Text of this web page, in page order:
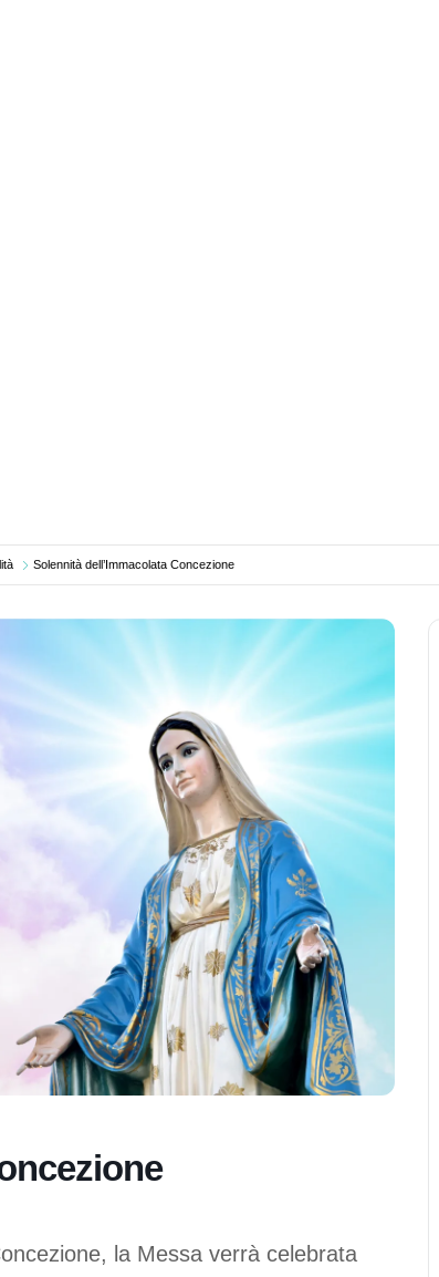
Solennità dell’Immacolata Concezione
la Messa verrà celebrata